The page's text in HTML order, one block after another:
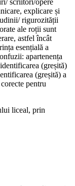
scriitori/opere
explicare și
rigurozității
ale roții sunt
astfel încât
esențială a
apartenența
(greșită)
(greșită) a
pentru
liceal, prin